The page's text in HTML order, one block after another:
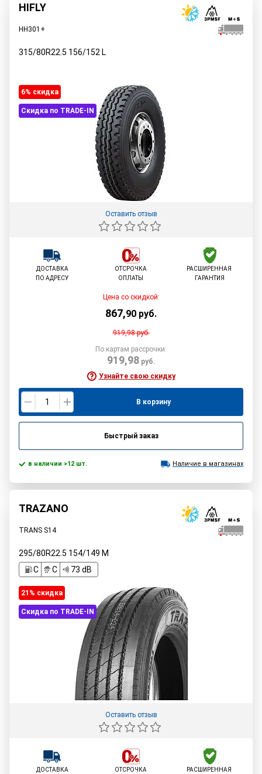
HIFLY
HH301+
315/80R22.5 156/152 L
6% cкидка
Скидка по TRADE-IN
Оставить отзыв
ДОСТАВКА
ПО АДРЕСУ
ОТСРОЧКА
ОПЛАТЫ
РАСШИРЕННАЯ
ГАРАНТИЯ
Цена со скидкой:
867,90 руб.
919,98руб.
По картам рассрочки:
919,98руб.
Узнайте свою скидку
В корзину
Быстрый заказ
в наличии >12 шт. Наличие в магазинах
TRAZANO
TRANS S14
295/80R22.5 154/149 M
C
C 73 dB
21% cкидка
Скидка по TRADE-IN
Оставить отзыв
ДОСТАВКА
ОТСРОЧКА
РАСШИРЕННАЯ